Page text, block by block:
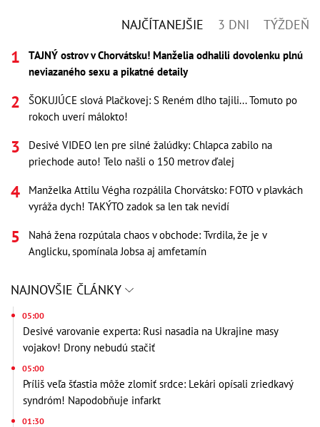
NAJČÍTANEJŠIE 3 DNI TÝŽDEŇ
TAJNÝ ostrov v Chorvátsku! Manželia odhalili dovolenku plnú
neviazaného sexu a pikatné detaily
ŠOKUJÚCE slová Plačkovej: S Reném dlho tajili... Tomuto po
rokoch uverí málokto!
Desivé VIDEO len pre silné žalúdky: Chlapca zabilo na
priechode auto! Telo našli o 150 metrov ďalej
Manželka Attilu Végha rozpálila Chorvátsko: FOTO v plavkách
vyráža dych! TAKÝTO zadok sa len tak nevidí
Nahá žena rozpútala chaos v obchode: Tvrdila, že je v
Anglicku, spomínala Jobsa aj amfetamín
NAJNOVŠIE ČLÁNKY
05:00
Desivé varovanie experta: Rusi nasadia na Ukrajine masy
vojakov! Drony nebudú stačiť
05:00
Príliš veľa šťastia môže zlomiť srdce: Lekári opísali zriedkavý
syndróm! Napodobňuje infarkt
01:30